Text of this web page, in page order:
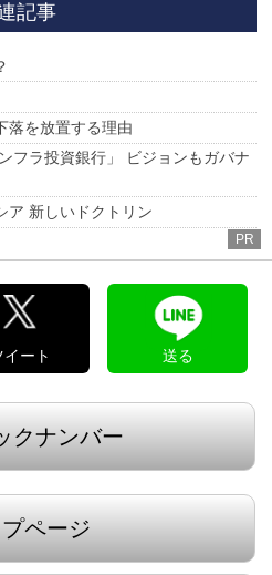
記事
落を放置する理由
フラ投資銀行」 ビジョンもガバナ
ア 新しいドクトリン
PR
イート 送る
クナンバー
プページ